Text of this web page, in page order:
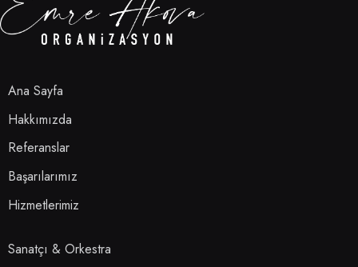
Ana Sayfa
Hakkımızda
Referanslar
Başarılarımız
Hizmetlerimiz
Sanatçı & Orkestra